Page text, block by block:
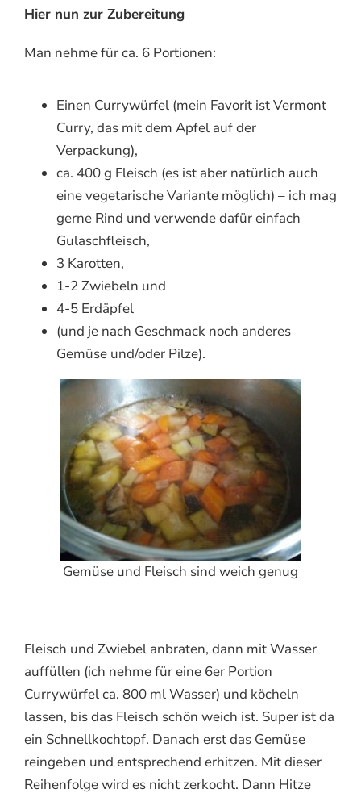
Hier nun zur Zubereitung
Man nehme für ca. 6 Portionen:
Einen Currywürfel (mein Favorit ist Vermont
Curry, das mit dem Apfel auf der
Verpackung),
ca. 400 g Fleisch (es ist aber natürlich auch
eine vegetarische Variante möglich) – ich mag
gerne Rind und verwende dafür einfach
Gulaschfleisch,
3 Karotten,
1-2 Zwiebeln und
4-5 Erdäpfel
(und je nach Geschmack noch anderes
Gemüse und/oder Pilze).
Gemüse und Fleisch sind weich genug
Fleisch und Zwiebel anbraten, dann mit Wasser
auffüllen (ich nehme für eine 6er Portion
Currywürfel ca. 800 ml Wasser) und köcheln
lassen, bis das Fleisch schön weich ist. Super ist da
ein Schnellkochtopf. Danach erst das Gemüse
reingeben und entsprechend erhitzen. Mit dieser
Reihenfolge wird es nicht zerkocht. Dann Hitze